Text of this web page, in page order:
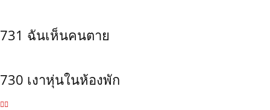
731 ฉันเห็นคนตาย
730 เงาหุ่นในห้องพัก